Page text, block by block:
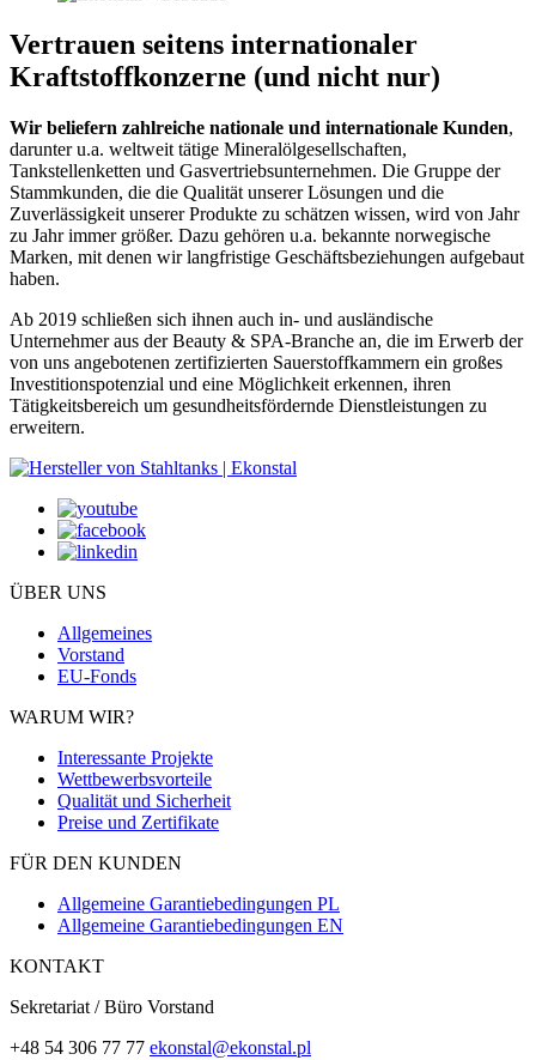
Vertrauen seitens internationaler
Kraftstoffkonzerne (und nicht nur)
Wir beliefern zahlreiche nationale und internationale Kunden,
darunter u.a. weltweit tätige Mineralölgesellschaften,
Tankstellenketten und Gasvertriebsunternehmen. Die Gruppe der
Stammkunden, die die Qualität unserer Lösungen und die
Zuverlässigkeit unserer Produkte zu schätzen wissen, wird von Jahr
zu Jahr immer größer. Dazu gehören u.a. bekannte norwegische
Marken, mit denen wir langfristige Geschäftsbeziehungen aufgebaut
haben.
Ab 2019 schließen sich ihnen auch in- und ausländische
Unternehmer aus der Beauty & SPA-Branche an, die im Erwerb der
von uns angebotenen zertifizierten Sauerstoffkammern ein großes
Investitionspotenzial und eine Möglichkeit erkennen, ihren
Tätigkeitsbereich um gesundheitsfördernde Dienstleistungen zu
erweitern.
ÜBER UNS
Allgemeines
Vorstand
EU-Fonds
WARUM WIR?
Interessante Projekte
Wettbewerbsvorteile
Qualität und Sicherheit
Preise und Zertifikate
FÜR DEN KUNDEN
Allgemeine Garantiebedingungen PL
Allgemeine Garantiebedingungen EN
KONTAKT
Sekretariat / Büro Vorstand
+48 54 306 77 77 ekonstal@ekonstal.pl